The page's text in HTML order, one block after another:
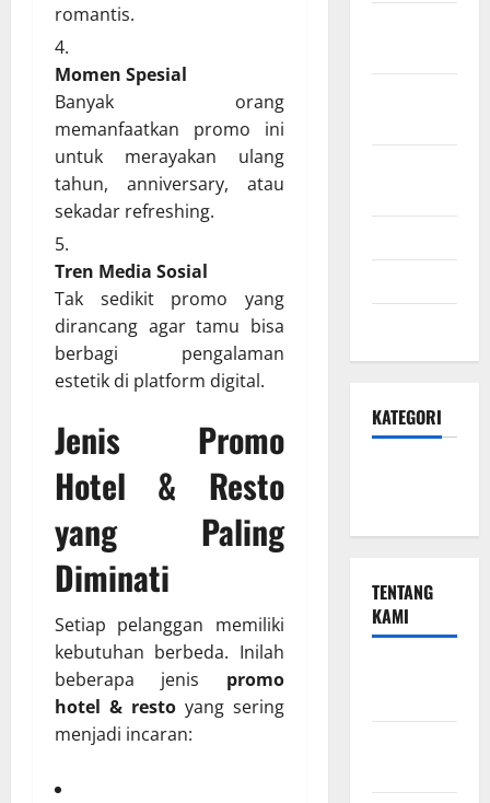
romantis.
Momen Spesial
Banyak orang
memanfaatkan promo ini
untuk merayakan ulang
tahun, anniversary, atau
sekadar refreshing.
Tren Media Sosial
Tak sedikit promo yang
dirancang agar tamu bisa
berbagi pengalaman
estetik di platform digital.
Jenis Promo
Hotel & Resto
yang Paling
Diminati
Setiap pelanggan memiliki
kebutuhan berbeda. Inilah
beberapa jenis promo
hotel & restoyang sering
menjadi incaran:
KATEGORI
TENTANG
KAMI